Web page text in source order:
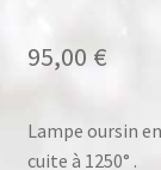
95,00 €
Lampe oursin
cuite à 1250° .